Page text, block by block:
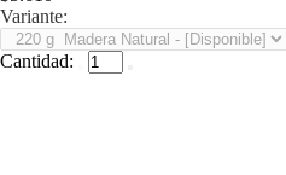
Variante:
Cantidad: